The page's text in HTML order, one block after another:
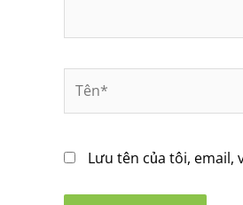
Lưu tên của tôi, email,